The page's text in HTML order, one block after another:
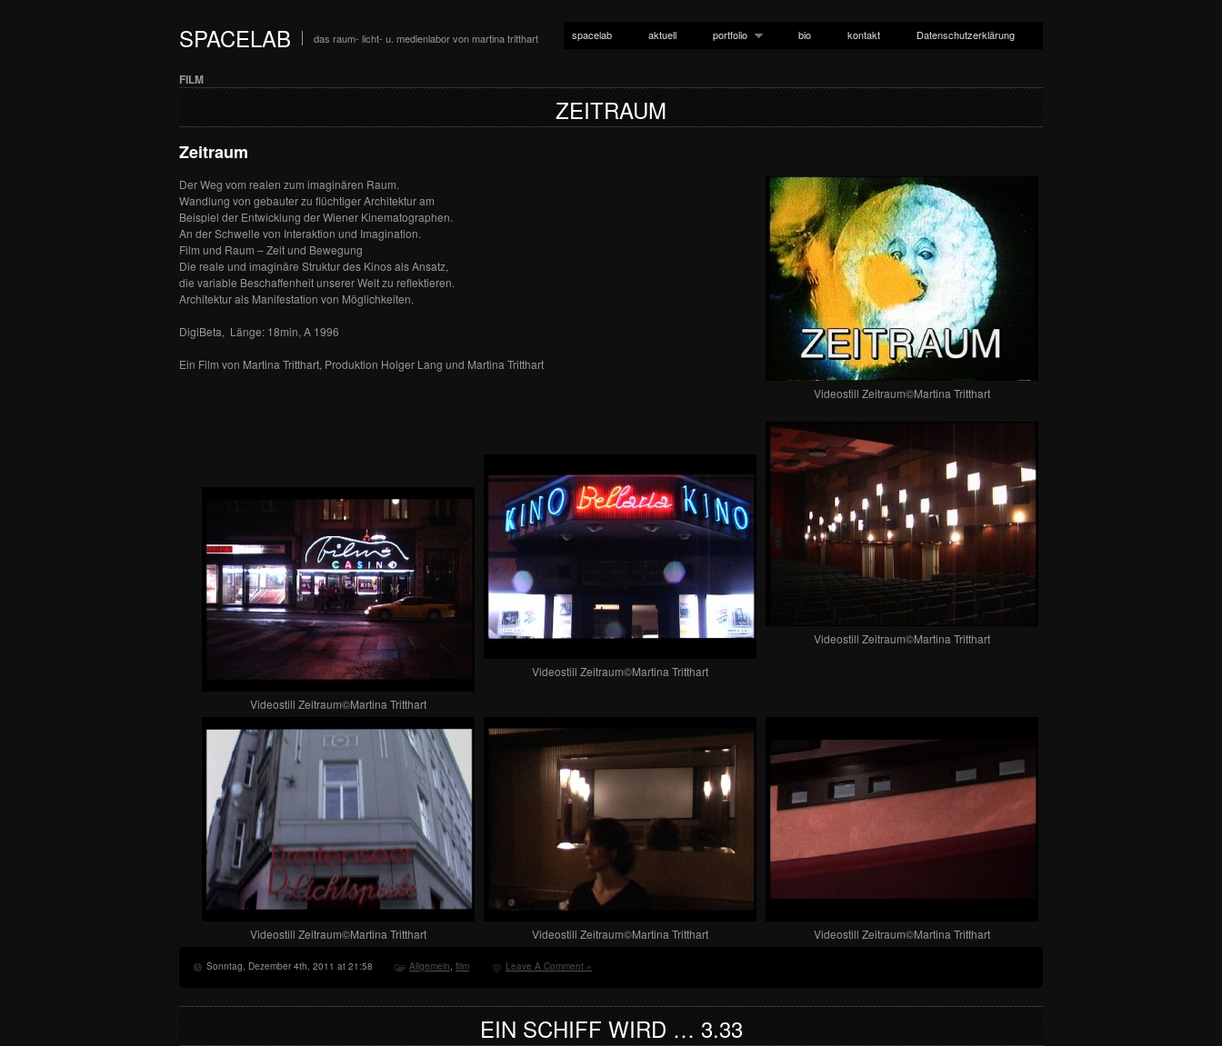
SPACELAB das raum- licht- u. medienlabor von martina tritthart spacelab aktuell portfolio bio kontakt Datenschutzerklärung
FILM
ZEITRAUM
Zeitraum
Videostill Zeitraum©Martina Tritthart
Der Weg vom realen zum imaginären Raum.
Wandlung von gebauter zu flüchtiger Architektur am
Beispiel der Entwicklung der Wiener Kinematographen.
An der Schwelle von Interaktion und Imagination.
Film und Raum – Zeit und Bewegung
Die reale und imaginäre Struktur des Kinos als Ansatz,
die variable Beschaffenheit unserer Welt zu reflektieren.
Architektur als Manifestation von Möglichkeiten.
DigiBeta, Länge: 18min, A 1996
Ein Film von Martina Tritthart, Produktion Holger Lang und Martina Tritthart
Videostill Zeitraum©Martina Tritthart
Videostill Zeitraum©Martina Tritthart
Videostill Zeitraum©Martina Tritthart
Videostill Zeitraum©Martina Tritthart
Videostill Zeitraum©Martina Tritthart
Videostill Zeitraum©Martina Tritthart
Sonntag, Dezember 4th, 2011 at 21:58 Allgemein, film Leave A Comment »
EIN SCHIFF WIRD … 3.33